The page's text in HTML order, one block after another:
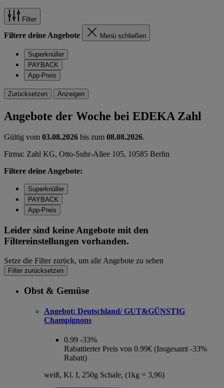
Filter
Filtere deine Angebote Menü schließen
Superknüller
PAYBACK
App-Preis
Zurücksetzen Anzeigen
Angebote der Woche bei EDEKA Zahl
Gültig vom 03.08.2026 bis zum 08.08.2026.
Firma: Zahl KG, Otto-Suhr-Allee 105, 10585 Berlin
Filtere deine Angebote:
Superknüller
PAYBACK
App-Preis
Leider sind keine Angebote mit den
Filtereinstellungen vorhanden.
Setze die Filter zurück, um alle Angebote zu sehen
Filter zurücksetzen
Obst & Gemüse
Angebot: Deutschland/ GUT&GÜNSTIG
Champignons
0.99 -33%
Rabattierter Preis von 0.99€ (Insgesamt -33%
Rabatt)
weiß, Kl. I, 250g Schale, (1kg = 3,96)